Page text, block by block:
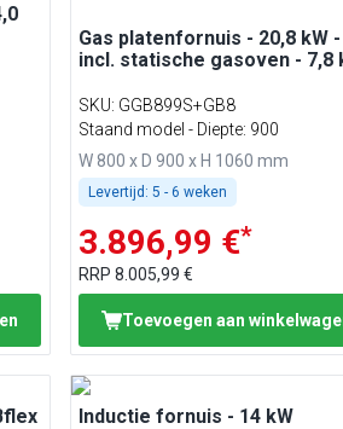
Gas platenfornuis - 20,8 kW -
incl. statische gasoven - 7,8
SKU: GGB899S+GB8
Staand model - Diepte: 900
W 800 x D 900 x H 1060 mm
Levertijd: 5 - 6 weken
3.896,99 €*
RRP8.005,99 €
Toevoegen aan
Inductie fornuis - 14 kW